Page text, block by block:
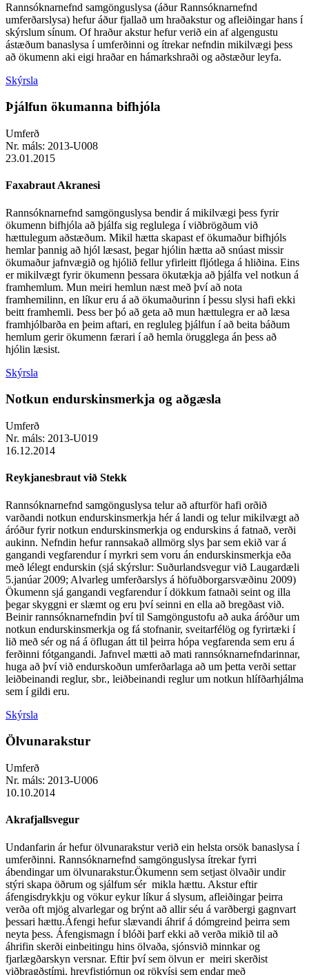
Rannsóknarnefnd samgönguslysa (áður Rannsóknarnefnd
umferðarslysa) hefur áður fjallað um hraðakstur og afleiðingar hans í
skýrslum sínum. Of hraður akstur hefur verið ein af algengustu
ástæðum banaslysa í umferðinni og ítrekar nefndin mikilvægi þess
að ökumenn aki eigi hraðar en hámarkshraði og aðstæður leyfa.
Skýrsla
Þjálfun ökumanna bifhjóla
Umferð
Nr. máls: 2013-U008
23.01.2015
Faxabraut Akranesi
Rannsóknarnefnd samgönguslysa bendir á mikilvægi þess fyrir
ökumenn bifhjóla að þjálfa sig reglulega í viðbrögðum við
hættulegum aðstæðum. Mikil hætta skapast ef ökumaður bifhjóls
hemlar þannig að hjól læsast, þegar hjólin hætta að snúast missir
ökumaður jafnvægið og hjólið fellur yfirleitt fljótlega á hliðina. Eins
er mikilvægt fyrir ökumenn þessara ökutækja að þjálfa vel notkun á
framhemlum. Mun meiri hemlun næst með því að nota
framhemilinn, en líkur eru á að ökumaðurinn í þessu slysi hafi ekki
beitt framhemli. Þess ber þó að geta að mun hættulegra er að læsa
framhjólbarða en þeim aftari, en regluleg þjálfun í að beita báðum
hemlum gerir ökumenn færari í að hemla örugglega án þess að
hjólin læsist.
Skýrsla
Notkun endurskinsmerkja og aðgæsla
Umferð
Nr. máls: 2013-U019
16.12.2014
Reykjanesbraut við Stekk
Rannsóknarnefnd samgönguslysa telur að afturför hafi orðið
varðandi notkun endurskinsmerkja hér á landi og telur mikilvægt að
áróður fyrir notkun endurskinsmerkja og endurskins á fatnað, verði
aukinn. Nefndin hefur rannsakað allmörg slys þar sem ekið var á
gangandi vegfarendur í myrkri sem voru án endurskinsmerkja eða
með lélegt endurskin (sjá skýrslur: Suðurlandsvegur við Laugardæli
5.janúar 2009; Alvarleg umferðarslys á höfuðborgarsvæðinu 2009)
Ökumenn sjá gangandi vegfarendur í dökkum fatnaði seint og illa
þegar skyggni er slæmt og eru því seinni en ella að bregðast við.
Beinir rannsóknarnefndin því til Samgöngustofu að auka áróður um
notkun endurskinsmerkja og fá stofnanir, sveitarfélög og fyrirtæki í
lið með sér og ná á öflugan átt til þeirra hópa vegfarenda sem eru á
ferðinni fótgangandi. Jafnvel mætti að mati rannsóknarnefndarinnar,
huga að því við endurskoðun umferðarlaga að um þetta verði settar
leiðbeinandi reglur, sbr., leiðbeinandi reglur um notkun hlífðarhjálma
sem í gildi eru.
Skýrsla
Ölvunarakstur
Umferð
Nr. máls: 2013-U006
10.10.2014
Akrafjallsvegur
Undanfarin ár hefur ölvunarakstur verið ein helsta orsök banaslysa í
umferðinni. Rannsóknarnefnd samgönguslysa ítrekar fyrri
ábendingar um ölvunarakstur.Ökumenn sem setjast ölvaðir undir
stýri skapa öðrum og sjálfum sér mikla hættu. Akstur eftir
áfengisdrykkju og vökur eykur líkur á slysum, afleiðingar þeirra
verða oft mjög alvarlegar og brýnt að allir séu á varðbergi gagnvart
þessari hættu.Áfengi hefur slævandi áhrif á dómgreind þeirra sem
neyta þess. Áfengismagn í blóði þarf ekki að verða mikið til að
áhrifin skerði einbeitingu hins ölvaða, sjónsvið minnkar og
fjarlægðarskyn versnar. Eftir því sem ölvun er meiri skerðist
viðbragðstími, hreyfistjórnun og rökvísi sem endar með